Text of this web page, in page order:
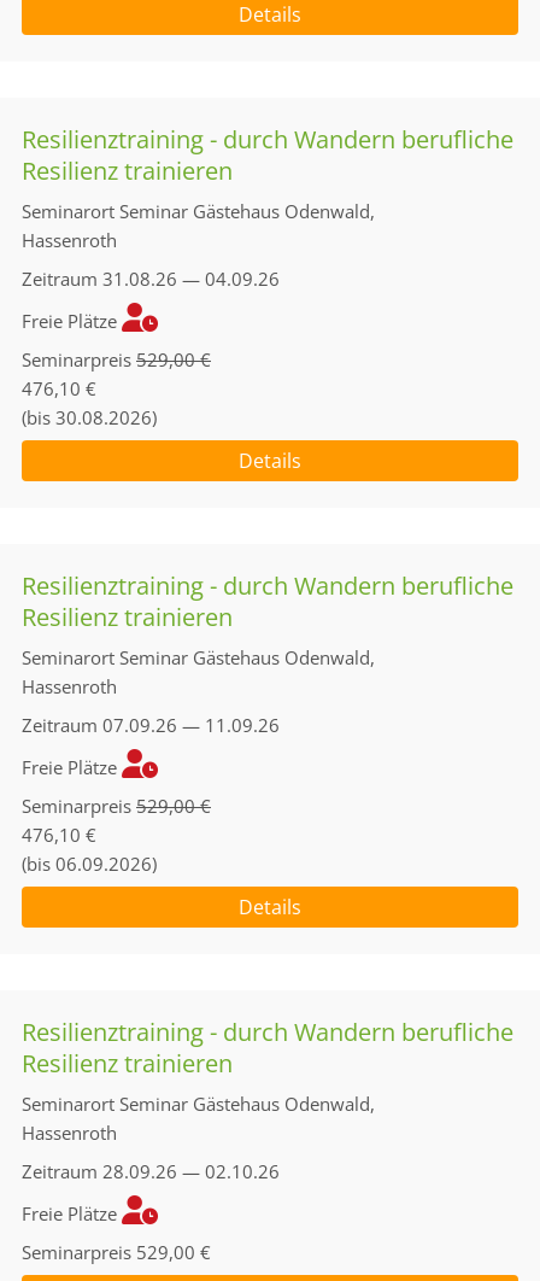
Details
Resilienztraining - durch Wandern berufliche
Resilienz trainieren
Seminarort Seminar Gästehaus Odenwald,
Hassenroth
Zeitraum 31.08.26 — 04.09.26
Freie Plätze
Seminarpreis 529,00 €
476,10 €
(bis 30.08.2026)
Details
Resilienztraining - durch Wandern berufliche
Resilienz trainieren
Seminarort Seminar Gästehaus Odenwald,
Hassenroth
Zeitraum 07.09.26 — 11.09.26
Freie Plätze
Seminarpreis 529,00 €
476,10 €
(bis 06.09.2026)
Details
Resilienztraining - durch Wandern berufliche
Resilienz trainieren
Seminarort Seminar Gästehaus Odenwald,
Hassenroth
Zeitraum 28.09.26 — 02.10.26
Freie Plätze
Seminarpreis 529,00 €